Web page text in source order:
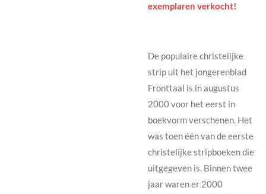
exemplaren verkocht!
De populaire christelijke
strip uit het jongerenblad
Fronttaal is in augustus
2000 voor het eerst in
boekvorm verschenen. Het
was toen één van de eerste
christelijke stripboeken die
uitgegeven is. Binnen twee
jaar waren er 2000